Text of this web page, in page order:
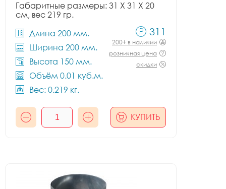
Габаритные размеры: 31 X 31 X 20
см, вес 219 гр.
Длина 200 мм.
Ширина 200 мм.
Высота 150 мм.
Объём 0.01 куб.м.
Вес: 0.219 кг.
311
200+ в наличии
розничная цена
скидки
КУПИТЬ